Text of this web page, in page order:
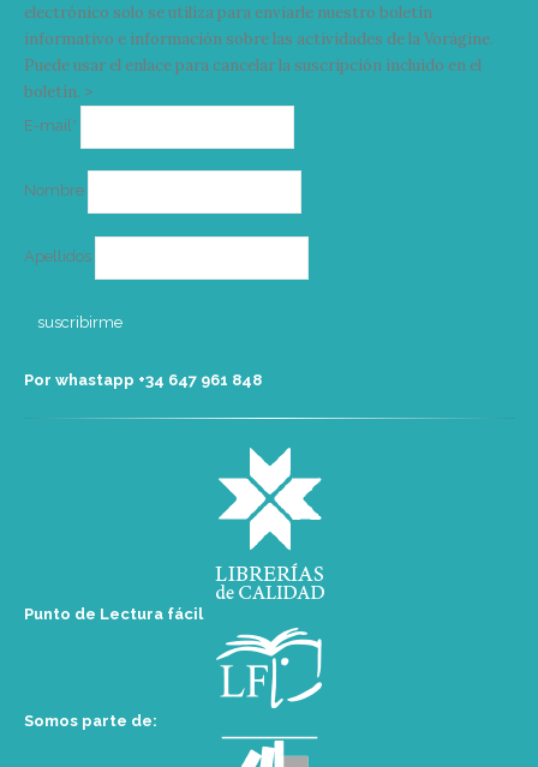
electrónico solo se utiliza para enviarle nuestro boletín
informativo e información sobre las actividades de la Vorágine.
Puede usar el enlace para cancelar la suscripción incluido en el
boletín. >
E-mail*
Nombre
Apellidos
Por whastapp +34 ‭647 961 848‬
Punto de Lectura fácil
Somos parte de: